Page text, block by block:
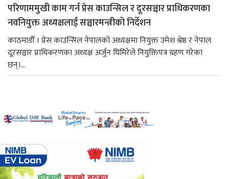
परिणाममुखी काम गर्न प्रेस काउन्सिल र दूरसञ्चार प्राधिकरणका
नवनियुक्त अध्यक्षलाई सञ्चारमन्त्रीको निर्देशन
काठमाडौँ । प्रेस काउन्सिल नेपालको अध्यक्षमा नियुक्त उमेश श्रेष्ठ र नेपाल
दूरसञ्चार प्राधिकरणका अध्यक्ष अर्जुन घिमिरेले नियुक्तिपत्र ग्रहण गरेका
छन्।...